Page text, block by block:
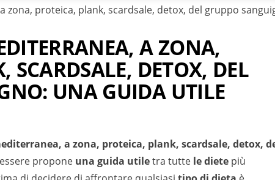
zona, proteica, plank, scardsale, detox, del gruppo
A ZONA,
SCARDSALE, DETOX, DEL
UNA GUIDA UTILE
a zona, proteica, plank, scardsale, detox,
propone una guida utiletra tutte le diete più